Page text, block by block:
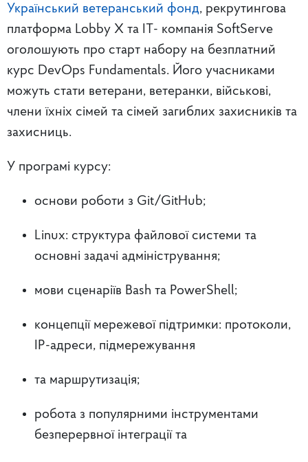
Український ветеранський фонд, рекрутингова
платформа Lobby X та ІТ- компанія SoftServe
оголошують про старт набору на безплатний
курс DevOps Fundamentals. Його учасниками
можуть стати ветерани, ветеранки, військові,
члени їхніх сімей та сімей загиблих захисників та
захисниць.
У програмі курсу:
основи роботи з Git/GitHub;
Linux: структура файлової системи та
основні задачі адміністрування;
мови сценаріїв Bash та PowerShell;
концепції мережевої підтримки: протоколи,
IP-адреси, підмережування
та маршрутизація;
робота з популярними інструментами
безперервної інтеграції та